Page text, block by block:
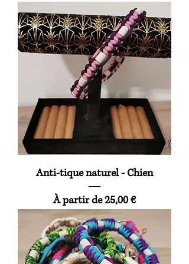
Anti-tique naturel - Chien
À partir de25,00 €
Prix promotionnel